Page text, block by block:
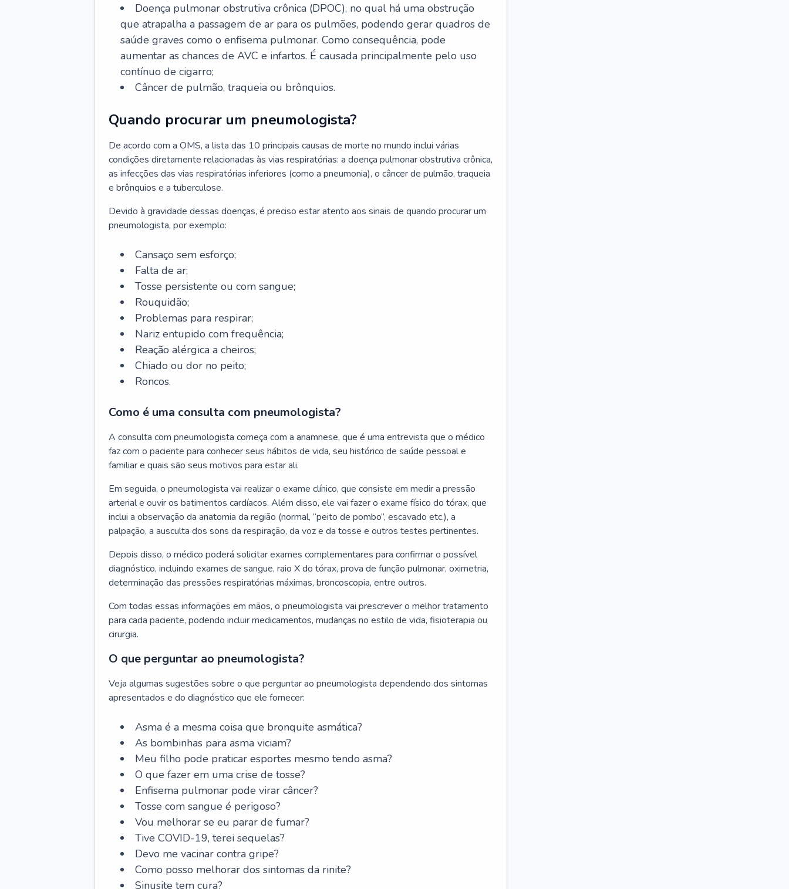
Doença pulmonar obstrutiva crônica (DPOC), no qual há uma obstrução
que atrapalha a passagem de ar para os pulmões, podendo gerar quadros de
saúde graves como o enfisema pulmonar. Como consequência, pode
aumentar as chances de AVC e infartos. É causada principalmente pelo uso
contínuo de cigarro;
Câncer de pulmão, traqueia ou brônquios.
Quando procurar um pneumologista?
De acordo com a OMS, a lista das 10 principais causas de morte no mundo inclui várias
condições diretamente relacionadas às vias respiratórias: a doença pulmonar obstrutiva crônica,
as infecções das vias respiratórias inferiores (como a pneumonia), o câncer de pulmão, traqueia
e brônquios e a tuberculose.
Devido à gravidade dessas doenças, é preciso estar atento aos sinais de quando procurar um
pneumologista, por exemplo:
Cansaço sem esforço;
Falta de ar;
Tosse persistente ou com sangue;
Rouquidão;
Problemas para respirar;
Nariz entupido com frequência;
Reação alérgica a cheiros;
Chiado ou dor no peito;
Roncos.
Como é uma consulta com pneumologista?
A consulta com pneumologista começa com a anamnese, que é uma entrevista que o médico
faz com o paciente para conhecer seus hábitos de vida, seu histórico de saúde pessoal e
familiar e quais são seus motivos para estar ali.
Em seguida, o pneumologista vai realizar o exame clínico, que consiste em medir a pressão
arterial e ouvir os batimentos cardíacos. Além disso, ele vai fazer o exame físico do tórax, que
inclui a observação da anatomia da região (normal, “peito de pombo”, escavado etc.), a
palpação, a ausculta dos sons da respiração, da voz e da tosse e outros testes pertinentes.
Depois disso, o médico poderá solicitar exames complementares para confirmar o possível
diagnóstico, incluindo exames de sangue, raio X do tórax, prova de função pulmonar, oximetria,
determinação das pressões respiratórias máximas, broncoscopia, entre outros.
Com todas essas informações em mãos, o pneumologista vai prescrever o melhor tratamento
para cada paciente, podendo incluir medicamentos, mudanças no estilo de vida, fisioterapia ou
cirurgia.
O que perguntar ao pneumologista?
Veja algumas sugestões sobre o que perguntar ao pneumologista dependendo dos sintomas
apresentados e do diagnóstico que ele fornecer:
Asma é a mesma coisa que bronquite asmática?
As bombinhas para asma viciam?
Meu filho pode praticar esportes mesmo tendo asma?
O que fazer em uma crise de tosse?
Enfisema pulmonar pode virar câncer?
Tosse com sangue é perigoso?
Vou melhorar se eu parar de fumar?
Tive COVID-19, terei sequelas?
Devo me vacinar contra gripe?
Como posso melhorar dos sintomas da rinite?
Sinusite tem cura?